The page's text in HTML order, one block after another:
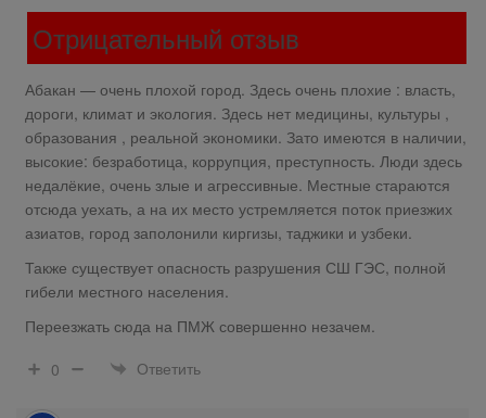
Отрицательный отзыв
Абакан — очень плохой город. Здесь очень плохие : власть,
дороги, климат и экология. Здесь нет медицины, культуры ,
образования , реальной экономики. Зато имеются в наличии,
высокие: безработица, коррупция, преступность. Люди здесь
недалёкие, очень злые и агрессивные. Местные стараются
отсюда уехать, а на их место устремляется поток приезжих
азиатов, город заполонили киргизы, таджики и узбеки.
Также существует опасность разрушения СШ ГЭС, полной
гибели местного населения.
Переезжать сюда на ПМЖ совершенно незачем.
0
Ответить